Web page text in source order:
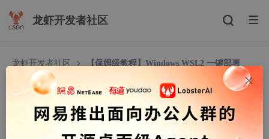
龙虾开发者社区
龙虾开发者社区
【保姆级教程】Windows WSL2 一键部署
OpenClaw，本地 AI Agent 神器来了
【保姆级教程】Windows WSL2 一键部署 OpenC
law，本地 AI Agent 神器来了